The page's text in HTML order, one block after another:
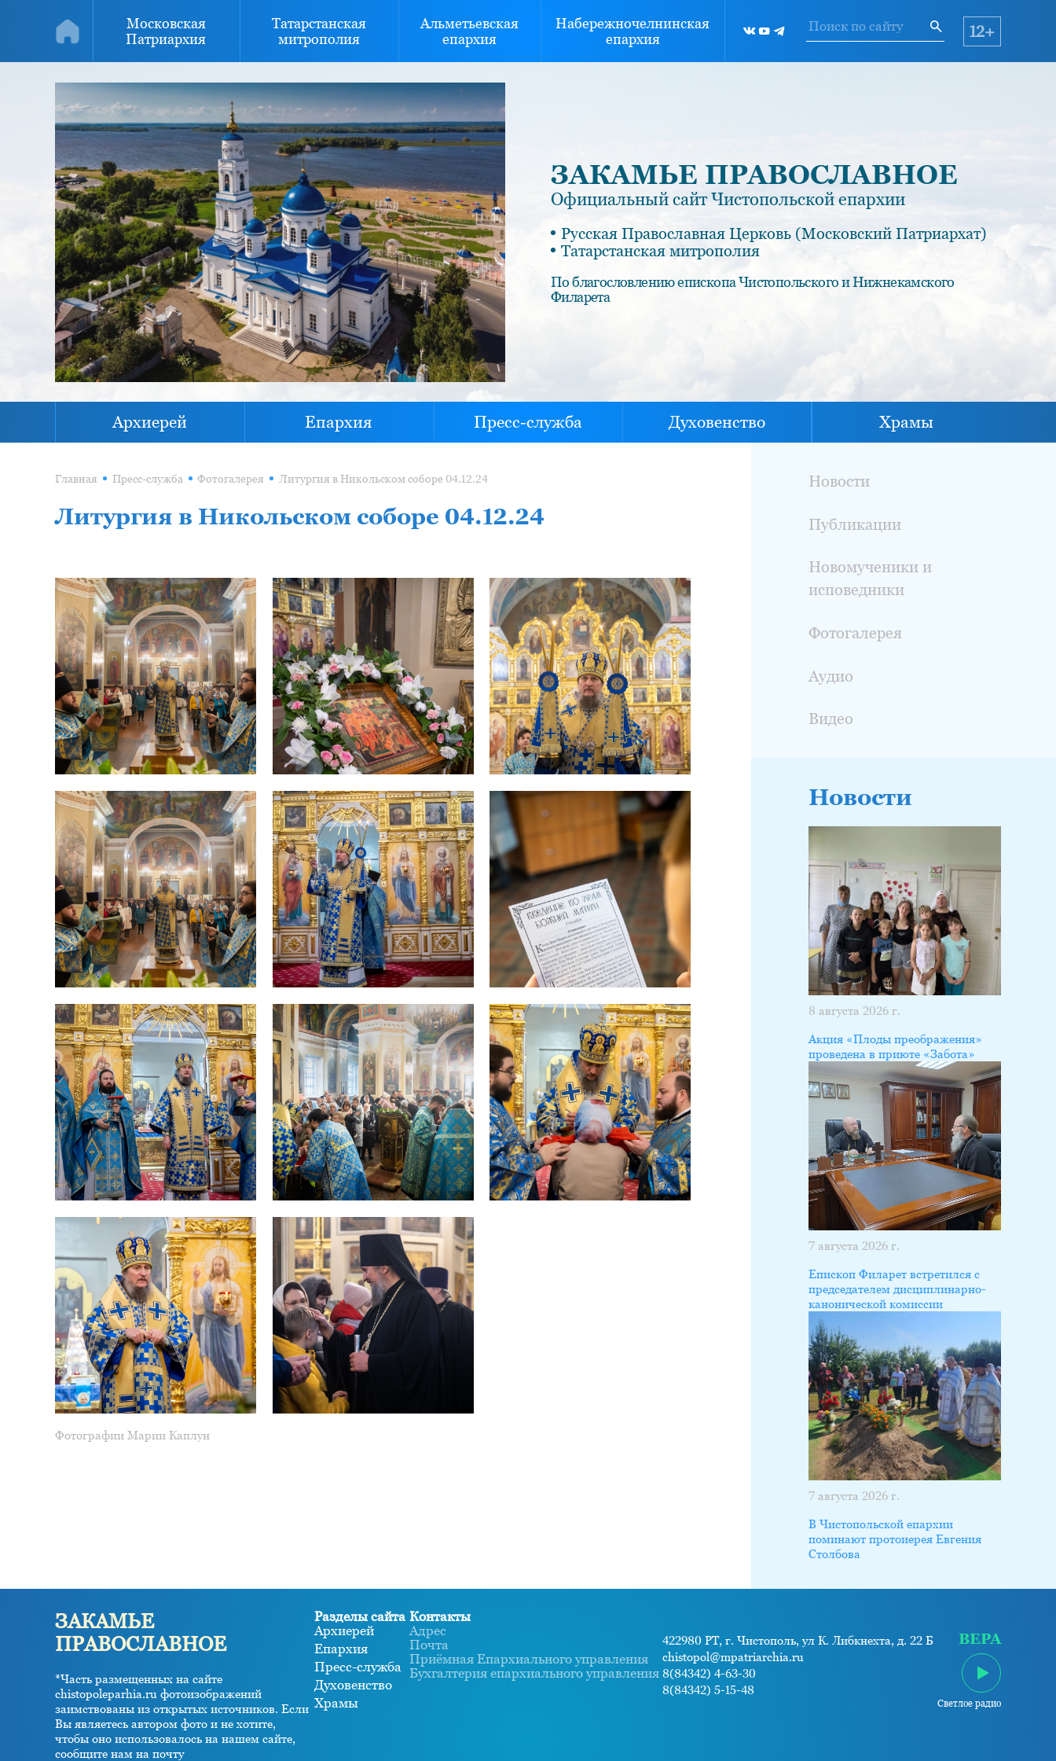
Московская
Патриархия
Татарстанская
митрополия
Альметьевская
епархия
Набережночелнинская
епархия
12+
ЗАКАМЬЕ ПРАВОСЛАВНОЕ
Официальный сайт Чистопольской епархии
Русская Православная Церковь (Московский Патриархат)
Татарстанская митрополия
По благословлению епископа Чистопольского и Нижнекамского
Филарета
Архиерей Епархия Пресс-служба Духовенство Храмы
Главная Пресс-служба Фотогалерея Литургия в Никольском соборе 04.12.24
Литургия в Никольском соборе 04.12.24
Фотографии Марии Каплун
Новости
Публикации
Новомученики и
исповедники
Фотогалерея
Аудио
Видео
Новости
8 августа 2026 г.
Акция «Плоды преображения»
проведена в приюте «Забота»
7 августа 2026 г.
Епископ Филарет встретился с
председателем дисциплинарно-
канонической комиссии
7 августа 2026 г.
В Чистопольской епархии
поминают протоиерея Евгения
Столбова
ЗАКАМЬЕ
ПРАВОСЛАВНОЕ
*Часть размещенных на сайте
chistopoleparhia.ru фотоизображений
заимствованы из открытых источников. Если
Вы являетесь автором фото и не хотите,
чтобы оно использовалось на нашем сайте,
сообщите нам на почту
Разделы сайта
Архиерей
Епархия
Пресс-служба
Духовенство
Храмы
Контакты
Адрес
Почта
Приёмная Епархиального управления
Бухгалтерия епархиального управления
422980 РТ, г. Чистополь, ул К. Либкнехта, д. 22 Б
chistopol@mpatriarchia.ru
8(84342) 4-63-30
8(84342) 5-15-48
ВЕРА
Светлое радио